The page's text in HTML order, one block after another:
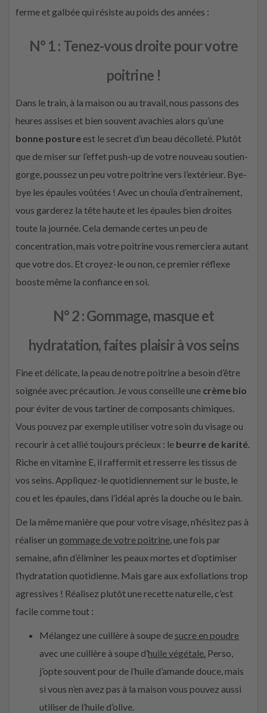
ferme et galbée qui résiste au poids des années :
N° 1 : Tenez-vous droite pour votre
poitrine !
Dans le train, à la maison ou au travail, nous passons des
heures assises et bien souvent avachies alors qu’une
bonne posture est le secret d’un beau décolleté. Plutôt
que de miser sur l’effet push-up de votre nouveau soutien-
gorge, poussez un peu votre poitrine vers l’extérieur. Bye-
bye les épaules voûtées ! Avec un chouïa d’entraînement,
vous garderez la tête haute et les épaules bien droites
toute la journée. Cela demande certes un peu de
concentration, mais votre poitrine vous remerciera autant
que votre dos. Et croyez-le ou non, ce premier réflexe
booste même la confiance en soi.
N° 2 : Gommage, masque et
hydratation, faites plaisir à vos seins
Fine et délicate, la peau de notre poitrine a besoin d’être
soignée avec précaution. Je vous conseille une crème bio
pour éviter de vous tartiner de composants chimiques.
Vous pouvez par exemple utiliser votre soin du visage ou
recourir à cet allié toujours précieux : le beurre de karité.
Riche en vitamine E, il raffermit et resserre les tissus de
vos seins. Appliquez-le quotidiennement sur le buste, le
cou et les épaules, dans l’idéal après la douche ou le bain.
De la même manière que pour votre visage, n’hésitez pas à
réaliser un gommage de votre poitrine, une fois par
semaine, afin d’éliminer les peaux mortes et d’optimiser
l’hydratation quotidienne. Mais gare aux exfoliations trop
agressives ! Réalisez plutôt une recette naturelle, c’est
facile comme tout :
Mélangez une cuillère à soupe de sucre en poudre
avec une cuillère à soupe d’huile végétale. Perso,
j’opte souvent pour de l’huile d’amande douce, mais
si vous n’en avez pas à la maison vous pouvez aussi
utiliser de l’huile d’olive.